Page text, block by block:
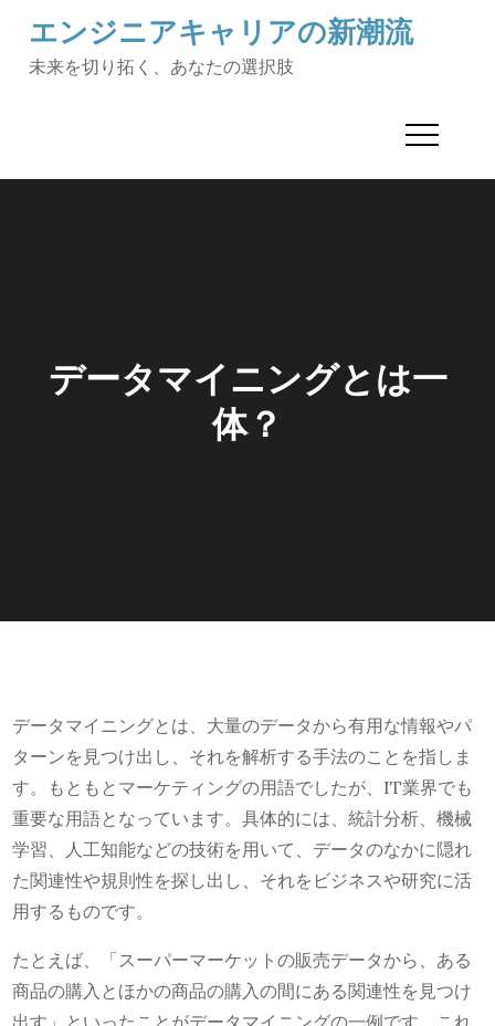
content
エンジニアキャリアの新潮流
未来を切り拓く、あなたの選択肢
データマイニングとは一
体？
データマイニングとは、大量のデータから有用な情報やパ
ターンを見つけ出し、それを解析する手法のことを指しま
す。もともとマーケティングの用語でしたが、IT業界でも
重要な用語となっています。具体的には、統計分析、機械
学習、人工知能などの技術を用いて、データのなかに隠れ
た関連性や規則性を探し出し、それをビジネスや研究に活
用するものです。
たとえば、「スーパーマーケットの販売データから、ある
商品の購入とほかの商品の購入の間にある関連性を見つけ
出す」といったことがデータマイニングの一例です。これ